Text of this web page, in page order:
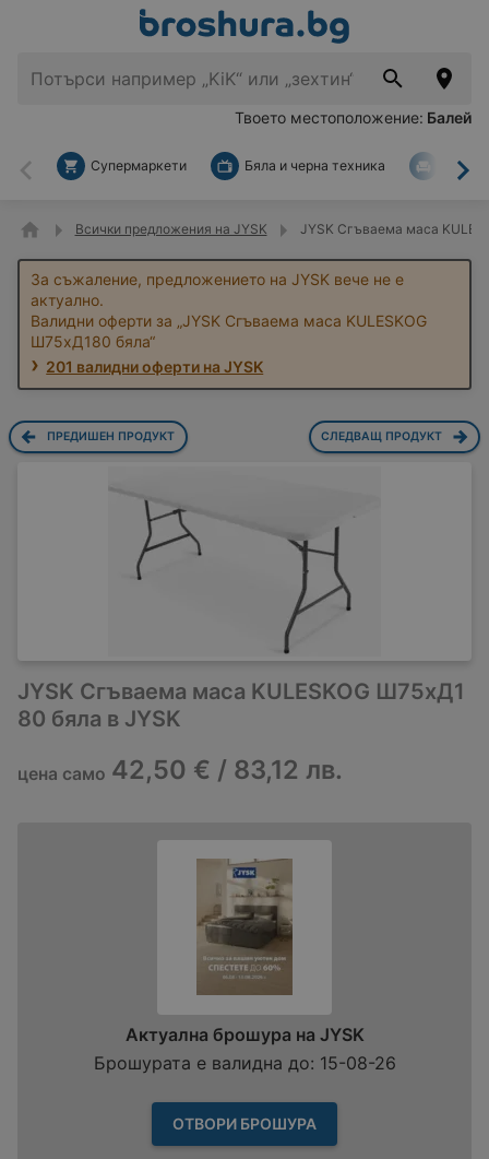
Твоето местоположение: Балей
Назад
Супермаркети Бяла и черна техника За
Всички предложения на JYSK JYSK Сгъваема маса
За съжаление, предложението на JYSK вече не е
актуално.
Валидни оферти за „JYSK Сгъваема маса KULESKOG
Ш75xД180 бяла“
201 валидни оферти на JYSK
ПРЕДИШЕН ПРОДУКТ СЛЕДВАЩ ПРОДУКТ
JYSK Сгъваема маса KULESKOG Ш75xД1
80 бяла в JYSK
цена само 42,50 € / 83,12 лв.
Актуална брошура на JYSK
Брошурата е валидна до: 15-08-26
ОТВОРИ БРОШУРА